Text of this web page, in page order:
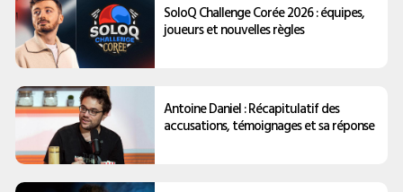
SoloQ Challenge Corée 2026 : équipes,
joueurs et nouvelles règles
Antoine Daniel : Récapitulatif des
accusations, témoignages et sa réponse